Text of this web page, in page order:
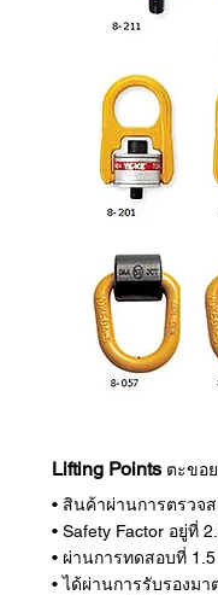
Lifting Points ตะขอ
• สินค้าผ่านการตรวจ
• Safety Factor อยู่ที่
• ผ่านการทดสอบที่
• ได้ผ่านการรับรองม